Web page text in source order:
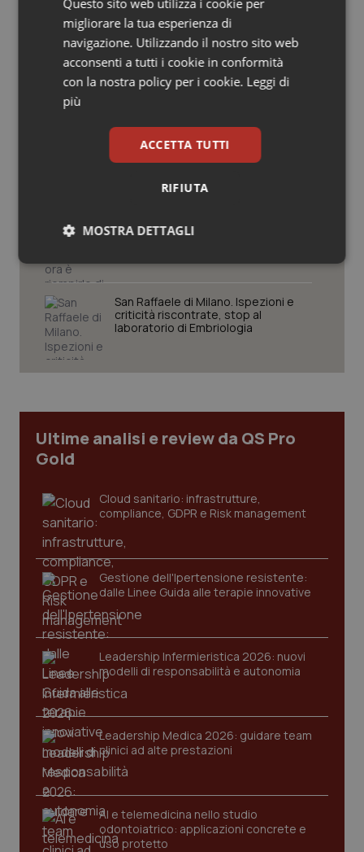
Salute orale & impianti
Sangue & coagulazione
Tiroide
Tumore al seno
Tumori del Polmone & Testa Collo
Tumori gastrointestinali
Ulcera & Reflusso
Vaccini
Regioni e Asl
Settimana della Scienza dello
Spallanzani: capire la ricerca per
Regione Lombardia scrive al ministro
Schillaci: “Gli attuali indicatori non
Case di comunità. La sfida ora è
riempirle di professionisti e servizi. Il
San Raffaele di Milano. Ispezioni e
criticità riscontrate, stop al
laboratorio di Embriologia
Ultime analisi e review da QS Pro
Gold
Cloud sanitario: infrastrutture,
compliance, GDPR e Risk management
Gestione dell'Ipertensione resistente:
dalle Linee Guida alle terapie innovative
Leadership Infermieristica 2026: nuovi
modelli di responsabilità e autonomia
Leadership Medica 2026: guidare team
clinici ad alte prestazioni
AI e telemedicina nello studio
odontoiatrico: applicazioni concrete e
uso protetto
migliorare la tua esperienza di
navigazione. Utilizzando il nostro sito web
acconsenti a tutti i cookie in conformità
con la nostra policy per i cookie. Leggi di
più
ACCETTA TUTTI
RIFIUTA
MOSTRA DETTAGLI
Necessari Statistici Marketing
I cookie necessari contribuiscono a rendere fruibile il
navigazione sulle pagine e l'accesso alle aree
protette del sito. Il sito web non è in grado di
funzionare correttamente senza questi cookie.
VISITOR_PRIVACY_METADATA
YouTube
.youtube.com
CookieScriptConsent